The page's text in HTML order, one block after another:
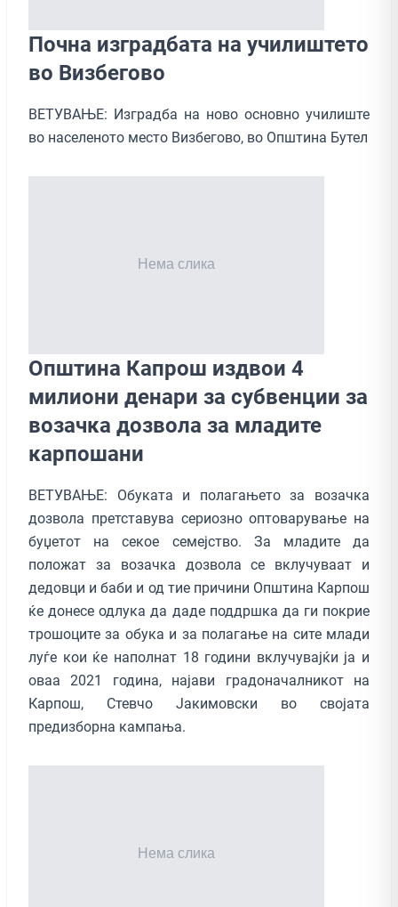
Почна изградбата на училиштето
во Визбегово
ВЕТУВАЊЕ: Изградба на ново основно училиште
во населеното место Визбегово, во Општина Бутел
Општина Капрош издвои 4
милиони денари за субвенции за
возачка дозвола за младите
карпошани
ВЕТУВАЊЕ: Обуката и полагањето за возачка
дозвола претставува сериозно оптоварување на
буџетот на секое семејство. За младите да
положат за возачка дозвола се вклучуваат и
дедовци и баби и од тие причини Општина Карпош
ќе донесе одлука да даде поддршка да ги покрие
трошоците за обука и за полагање на сите млади
луѓе кои ќе наполнат 18 години вклучувајќи ја и
оваа 2021 година, најави градоначалникот на
Карпош, Стевчо Јакимовски во својата
предизборна кампања.